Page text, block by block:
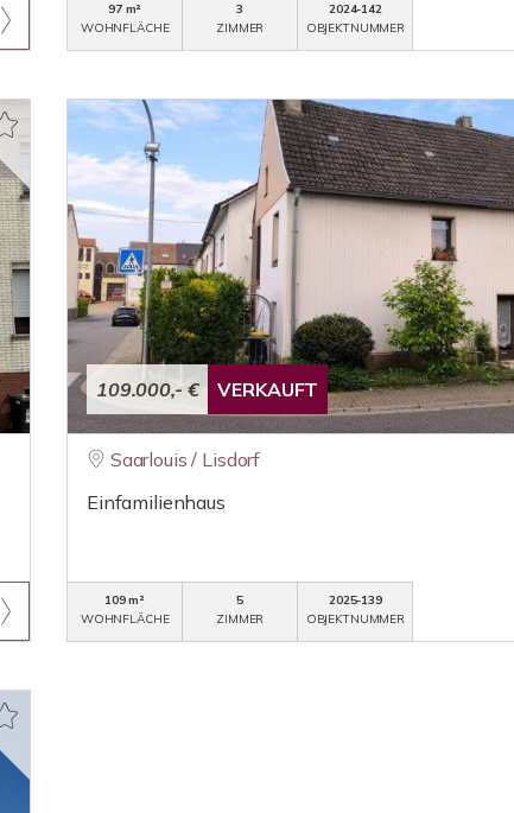
97 m²
WOHNFLÄCHE
3
ZIMMER
2024-142
OBJEKTNUMMER
109.000,- € VERKAUFT
Saarlouis / Lisdorf
Einfamilienhaus
109 m²
WOHNFLÄCHE
5
ZIMMER
2025-139
OBJEKTNUMMER